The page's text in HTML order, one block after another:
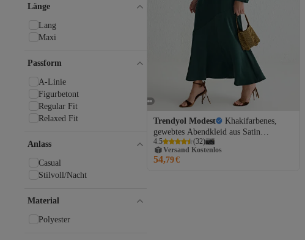
Trendyol Modest
Khakifarbenes,
gewebtes Abendkleid aus Satin
TCTSS25DB00000
4.5 (32)
Versand Kostenlos
Gratis Versand
Versand Kostenlos
54,79€
Länge
Lang
Maxi
Passform
A-Linie
Figurbetont
Regular Fit
Relaxed Fit
Anlass
Casual
Stilvoll/Nacht
Material
Polyester